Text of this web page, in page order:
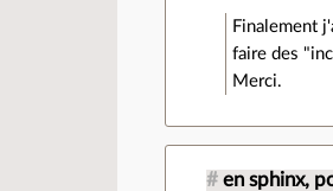
Finalement
faire des
Merci.
# en sphinx,